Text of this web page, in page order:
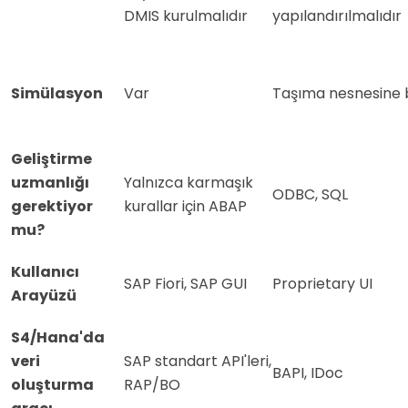
DMIS kurulmalıdır
yapılandırılmalıdır
Simülasyon Var Taşıma nesnesine
Geliştirme
uzmanlığı
gerektiyor
mu?
Yalnızca karmaşık
kurallar için ABAP
ODBC, SQL
Kullanıcı
Arayüzü
SAP Fiori, SAP GUI Proprietary UI
S4/Hana'da
veri
oluşturma
SAP standart API'leri,
RAP/BO
BAPI, IDoc